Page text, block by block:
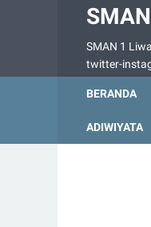
SMAN 1
twitter-
BERANDA
ADIWIYATA